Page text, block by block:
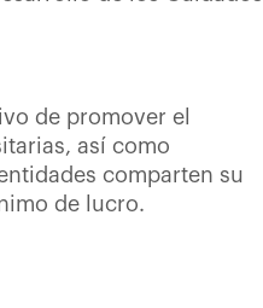
de promover el
así como
comparten su
de lucro.